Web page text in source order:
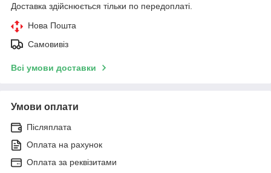
Доставка здійснюється тільки по передоплаті.
Нова Пошта
Самовивіз
Всі умови доставки
Умови оплати
Післяплата
Оплата на рахунок
Оплата за реквізитами